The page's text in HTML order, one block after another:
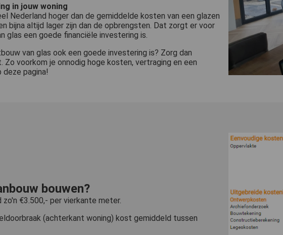
in jouw woning
Nederland hoger dan de gemiddelde kosten van een glazen
bijna altijd lager zijn dan de opbrengsten. Dat zorgt er voor
glas een goede financiële investering is.
van glas ook een goede investering is? Zorg dan
voorkom je onnodig hoge kosten, vertraging en een
pagina!
bouwen?
€3.500,- per vierkante meter.
(achterkant woning) kost gemiddeld tussen